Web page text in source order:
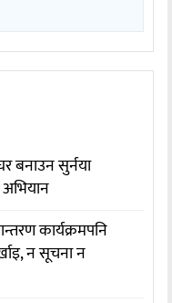
बनाउन सुर्नया
कार्यक्रमपनि
न सूचना न